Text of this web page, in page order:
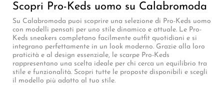
Scopri Pro-Keds uomo su Calabromoda
Su Calabromoda puoi scoprire una selezione di Pro-Keds uomo
con modelli pensati per uno stile dinamico e attuale. Le Pro-
Keds sneakers completano facilmente outfit quotidiani e si
integrano perfettamente in un look moderno. Grazie alla loro
praticità e al design essenziale, le scarpe Pro-Keds
rappresentano una scelta ideale per chi cerca un equilibrio tra
stile e funzionalità. Scopri tutte le proposte disponibili e scegli
il modello più adatto al tuo stile.